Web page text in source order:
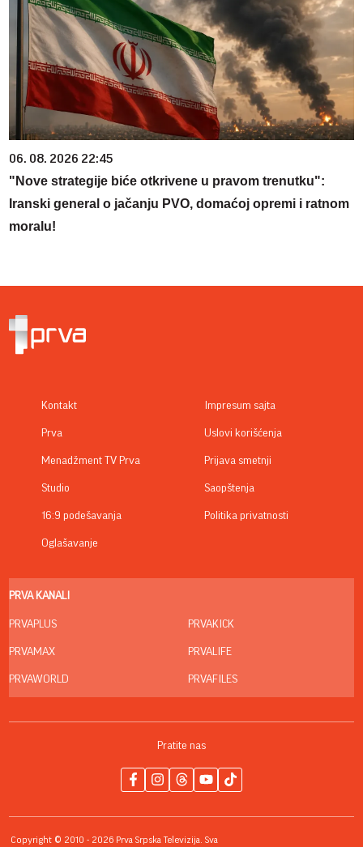
06. 08. 2026 22:45
"Nove strategije biće otkrivene u pravom trenutku":
Iranski general o jačanju PVO, domaćoj opremi i ratnom
moralu!
Kontakt
Prva
Menadžment TV Prva
Studio
16:9 podešavanja
Oglašavanje
Impresum sajta
Uslovi korišćenja
Prijava smetnji
Saopštenja
Politika privatnosti
PRVA KANALI
PRVAPLUS
PRVAMAX
PRVAWORLD
PRVAKICK
PRVALIFE
PRVAFILES
Pratite nas
Copyright © 2010 - 2026 Prva Srpska Televizija. Sva